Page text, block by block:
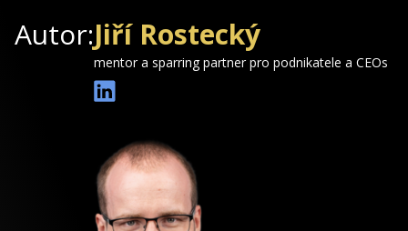
Autor:Jiří Rostecký
mentor a sparring partner pro podnikatele a CEOs